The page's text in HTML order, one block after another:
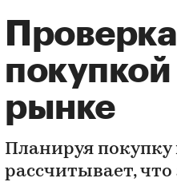
рынке
Планируя
рассчитывает,